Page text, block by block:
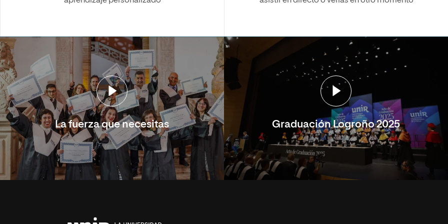
La fuerza que necesitas Graduación Logroño 2025